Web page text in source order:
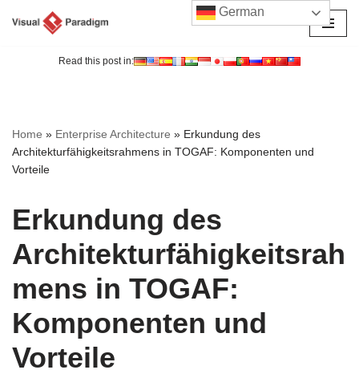
Read this post in:
Home » Enterprise Architecture » Erkundung des
Architekturfähigkeitsrahmens in TOGAF: Komponenten und
Vorteile
Erkundung des
Architekturfähigkeitsrah
mens in TOGAF:
Komponenten und
Vorteile
German